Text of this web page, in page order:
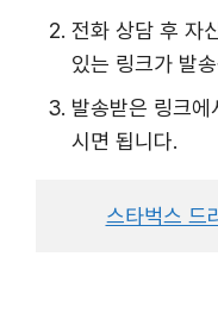
전화 상담 후 자
있는 링크가 발
발송받은 링크
시면 됩니다.
스타벅스 드